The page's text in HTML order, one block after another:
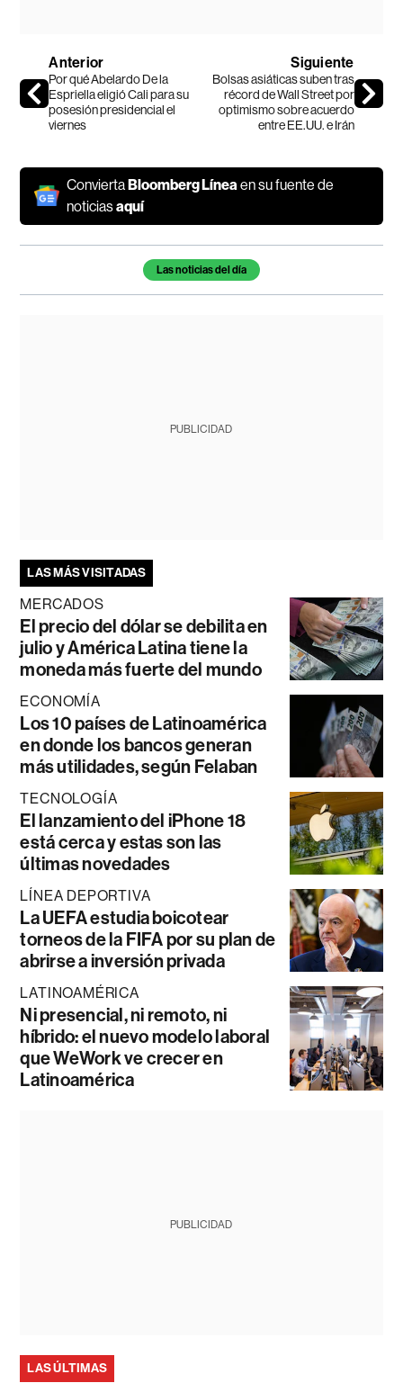
Anterior
Por qué Abelardo De la
Espriella eligió Cali para su
posesión presidencial el
viernes
Siguiente
Bolsas asiáticas suben tras
récord de Wall Street por
optimismo sobre acuerdo
entre EE.UU. e Irán
ConviertaBloomberg Línea en su fuente de
noticiasaquí
Temas de este artículoLas noticias del día
PUBLICIDAD
LAS MÁS VISITADAS
MERCADOS
El precio del dólar se debilita en
julio y América Latina tiene la
moneda más fuerte del mundo
ECONOMÍA
Los 10 países de Latinoamérica
en donde los bancos generan
más utilidades, según Felaban
TECNOLOGÍA
El lanzamiento del iPhone 18
está cerca y estas son las
últimas novedades
LÍNEA DEPORTIVA
La UEFA estudia boicotear
torneos de la FIFA por su plan de
abrirse a inversión privada
LATINOAMÉRICA
Ni presencial, ni remoto, ni
híbrido: el nuevo modelo laboral
que WeWork ve crecer en
Latinoamérica
PUBLICIDAD
LAS ÚLTIMAS